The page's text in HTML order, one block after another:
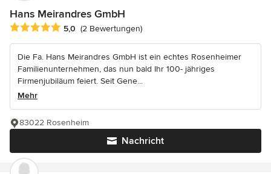
Hans Meirandres GmbH
Durchschnittliche Bewertung: 5 von 5 Sternen
5,0 (2 Bewertungen)
Die Fa. Hans Meirandres GmbH ist ein echtes Rosenheimer
Familienunternehmen, das nun bald Ihr 100- jähriges
Firmenjubiläum feiert. Seit Gene...
Mehr
Nachricht
83022 Rosenheim